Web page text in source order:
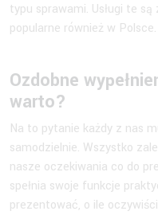
typu sprawami. Usługi te
popularne również w Polsce.
Ozdobne
warto?
Na to pytanie każdy z nas
samodzielnie. Wszystko
nasze oczekiwania co do
spełnia swoje funkcje
prezentować, o ile